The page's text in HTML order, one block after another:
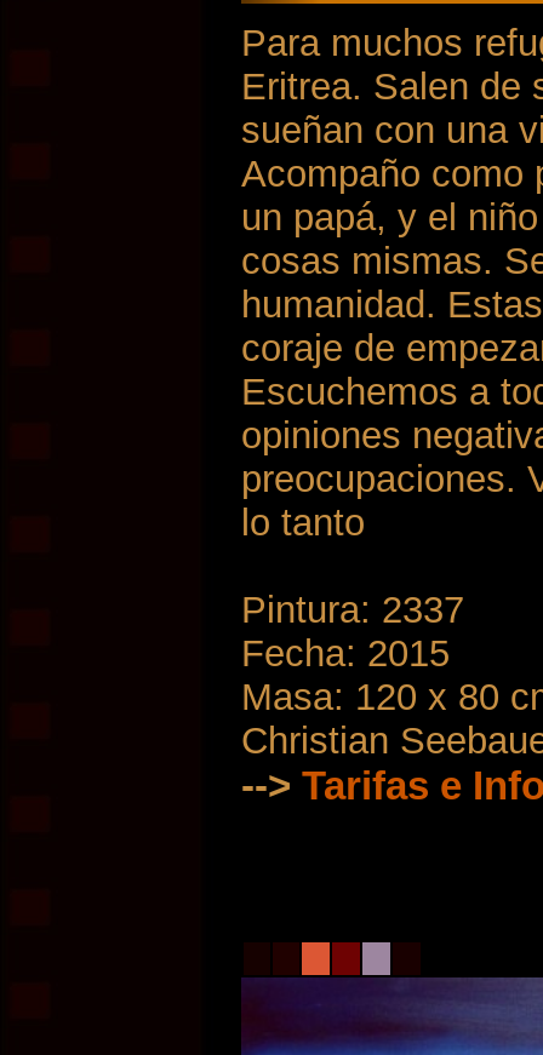
Para muchos
Eritrea. Salen de
sueñan con una
Acompaño como
un papá, y el
cosas mismas.
humanidad.
coraje de
Escuchemos a
opiniones
preocupaciones.
lo tanto
Pintura: 2337
Fecha: 2015
Masa: 120 x 80
Christian
--> Tarifas e